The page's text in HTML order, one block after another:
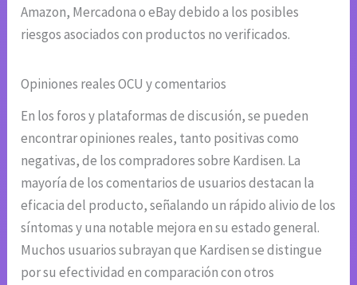
Amazon, Mercadona o eBay debido a los posibles
riesgos asociados con productos no verificados.
Opiniones reales OCU y comentarios
En los foros y plataformas de discusión, se pueden
encontrar opiniones reales, tanto positivas como
negativas, de los compradores sobre Kardisen. La
mayoría de los comentarios de usuarios destacan la
eficacia del producto, señalando un rápido alivio de los
síntomas y una notable mejora en su estado general.
Muchos usuarios subrayan que Kardisen se distingue
por su efectividad en comparación con otros